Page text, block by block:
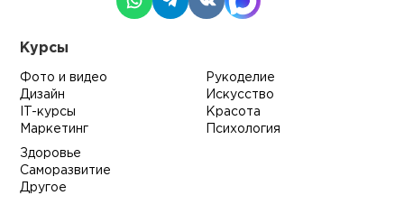
Курсы
Фото и видео
Дизайн
IT-курсы
Маркетинг
Рукоделие
Искусство
Красота
Психология
Здоровье
Саморазвитие
Другое